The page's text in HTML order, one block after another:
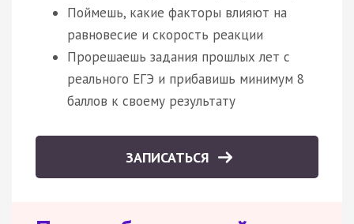
Поймешь, какие факторы влияют на
равновесие и скорость реакции
Прорешаешь задания прошлых лет с
реального ЕГЭ и прибавишь минимум 8
баллов к своему результату
ЗАПИСАТЬСЯ